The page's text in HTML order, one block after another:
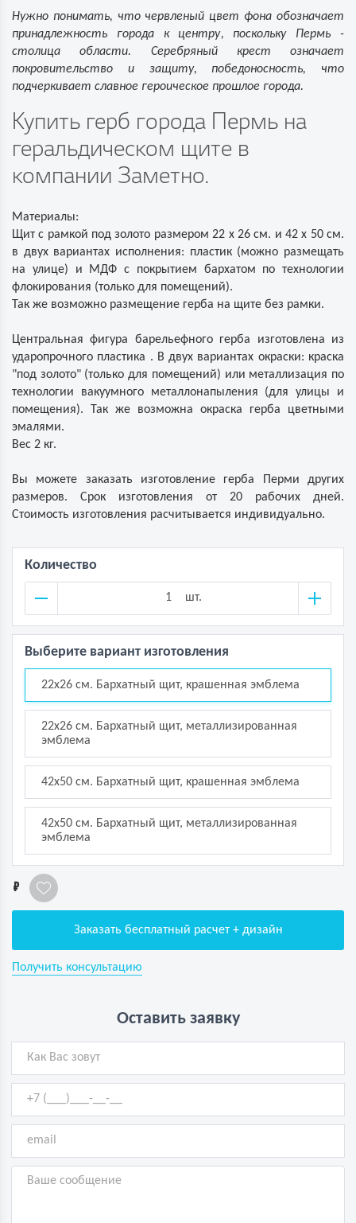
Нужно понимать, что червленый цвет фона обозначает
принадлежность города к центру, поскольку Пермь -
столица области. Серебряный крест означает
покровительство и защиту, победоносность, что
подчеркивает славное героическое прошлое города.
Купить герб города Пермь на
геральдическом щите в
компании Заметно.
Материалы:
Щит с рамкой под золото размером 22 х 26 см. и 42 х 50 см.
в двух вариантах исполнения: пластик (можно размещать
на улице) и МДФ с покрытием бархатом по технологии
флокирования (только для помещений).
Так же возможно размещение герба на щите без рамки.
Центральная фигура барельефного герба изготовлена из
ударопрочного пластика . В двух вариантах окраски: краска
"под золото" (только для помещений) или металлизация по
технологии вакуумного металлонапыления (для улицы и
помещения). Так же возможна окраска герба цветными
эмалями.
Вес 2 кг.
Вы можете заказать изготовление герба Перми других
размеров. Срок изготовления от 20 рабочих дней.
Стоимость изготовления расчитывается индивидуально.
Количество
шт.
Выберите вариант изготовления
22х26 см. Бархатный щит, крашенная эмблема
22х26 см. Бархатный щит, металлизированная
эмблема
42х50 см. Бархатный щит, крашенная эмблема
42х50 см. Бархатный щит, металлизированная
эмблема
1
Заказать бесплатный расчет + дизайн
Получить консультацию
Оставить заявку